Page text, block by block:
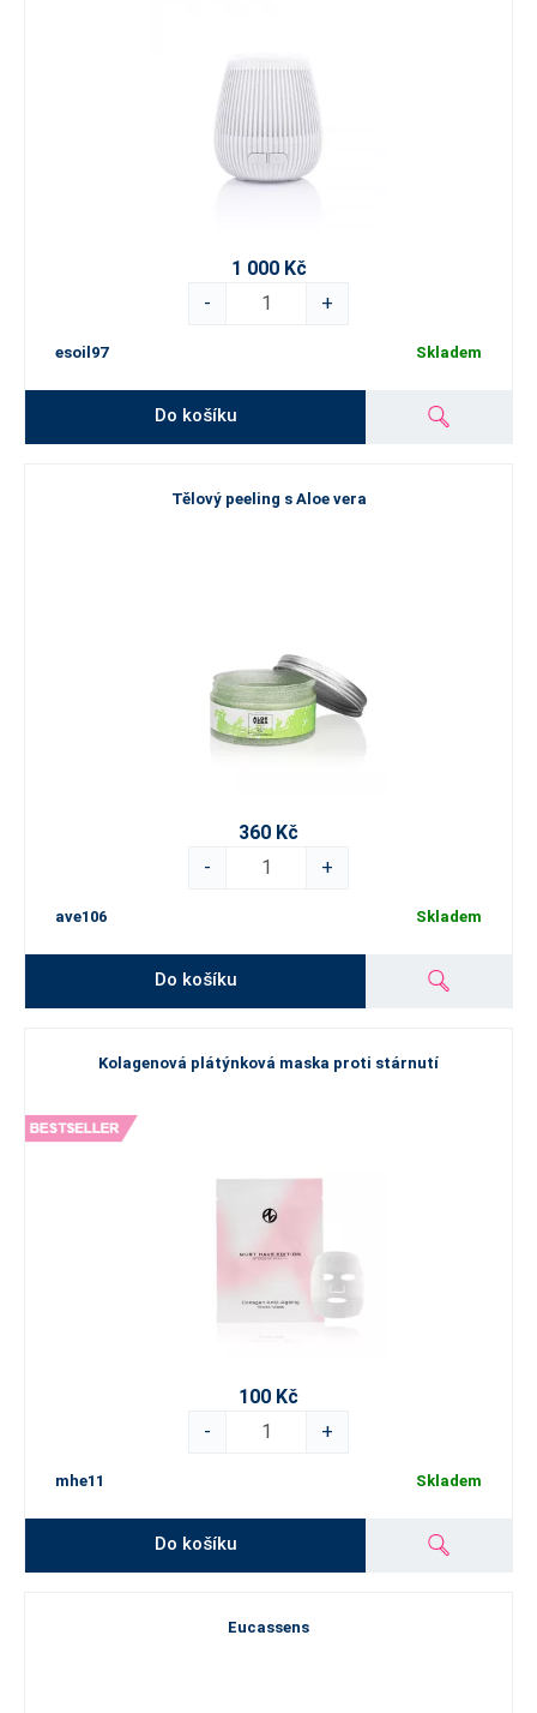
1 000 Kč
-
+
esoil97 Skladem
Do košíku
Tělový peeling s Aloe vera
360 Kč
-
+
ave106 Skladem
Do košíku
Kolagenová plátýnková maska proti stárnutí
100 Kč
-
+
mhe11 Skladem
Do košíku
Eucassens